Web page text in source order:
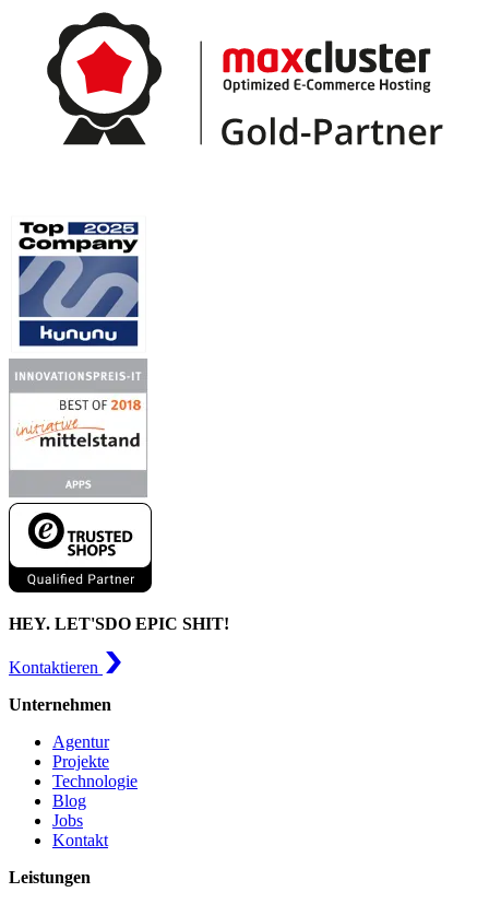
HEY. LET'SDO EPIC SHIT!
Kontaktieren
Unternehmen
Agentur
Projekte
Technologie
Blog
Jobs
Kontakt
Leistungen